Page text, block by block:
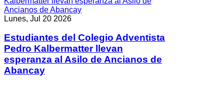
Lunes, Jul 20 2026
Estudiantes del Colegio Adventista
Pedro Kalbermatter llevan
esperanza al Asilo de Ancianos de
Abancay